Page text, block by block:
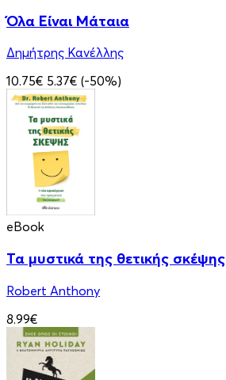
Όλα Είναι Μάταια
Δημήτρης Κανέλλης
10.75€ 5.37€ (-50%)
eBook
Τα μυστικά της θετικής σκέψης
Robert Anthony
8.99€